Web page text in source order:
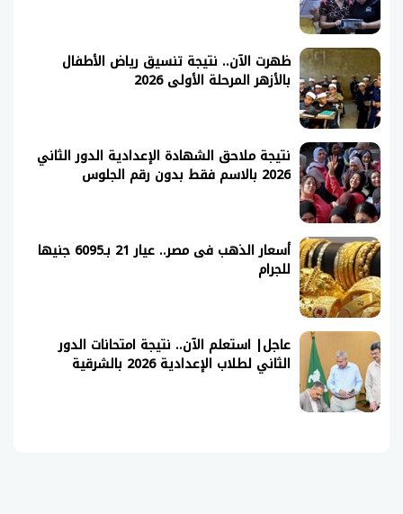
ظهرت الآن.. نتيجة تنسيق رياض الأطفال
بالأزهر المرحلة الأولى 2026
نتيجة ملاحق الشهادة الإعدادية الدور الثاني
2026 بالاسم فقط بدون رقم الجلوس
أسعار الذهب فى مصر.. عيار 21 بـ6095 جنيها
للجرام
عاجل| استعلم الآن.. نتيجة امتحانات الدور
الثاني لطلاب الإعدادية 2026 بالشرقية